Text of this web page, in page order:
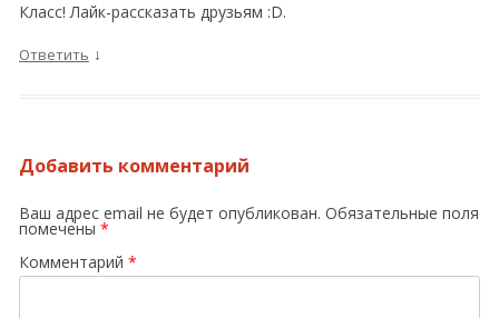
Класс! Лайк-рассказать друзьям :D.
Ответить ↓
Добавить комментарий
Ваш адрес email не будет опубликован. Обязательные поля
помечены *
Комментарий *